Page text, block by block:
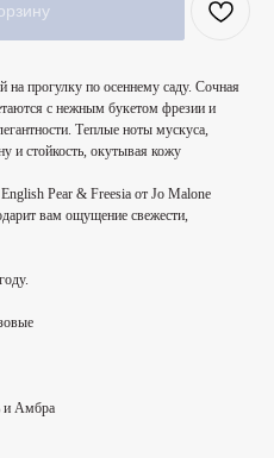
прогулку по осеннему саду. Сочная
с нежным букетом фрезии и
Теплые ноты мускуса,
и стойкость, окутывая кожу
Pear & Freesia от Jo Malone
вам ощущение свежести,
и Амбра